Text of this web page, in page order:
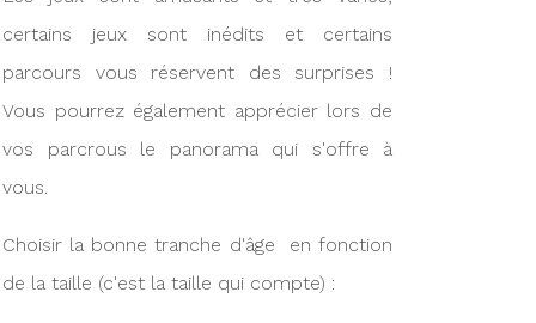
certains jeux sont inédits et certains
parcours vous réservent des surprises !
Vous pourrez également apprécier lors de
vos parcrous le panorama qui s'offre à
vous.
Choisir la bonne tranche d'âge en fonction
de la taille (c'est la taille qui compte) :